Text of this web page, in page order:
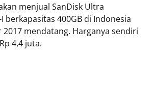
menjual SanDisk Ultra
I berkapasitas 400GB di Indonesia
mendatang. Harganya sendiri
4,4 juta.